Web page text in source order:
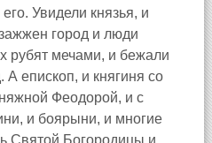
Увидели князья, и
город и люди
рубят мечами, и бежали
А епископ, и княгиня со
Феодорой, и с
и боярыни, и многие
Святой Богородицы и